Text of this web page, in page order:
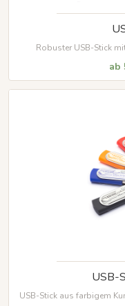
Robuster USB-Stick
vielen Farbenab
USB-
USB-Stick aus farbigem